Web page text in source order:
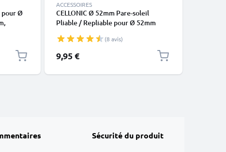
pour Ø
ACCESSOIRES
CELLONIC Ø 52mm Pare-soleil
Pliable / Repliable pour Ø 52mm
pliable
(8 avis)
9,95 €
Sécurité du produit